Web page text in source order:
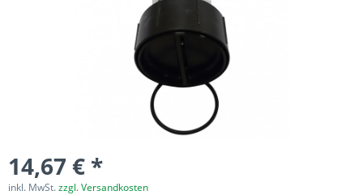
14,67 € *
inkl. MwSt.zzgl. Versandkosten